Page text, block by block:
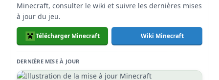
Minecraft, consulter le wiki et suivre les dernières mises
à jour du jeu.
Télécharger Minecraft Wiki Minecraft
DERNIÈRE MISE À JOUR